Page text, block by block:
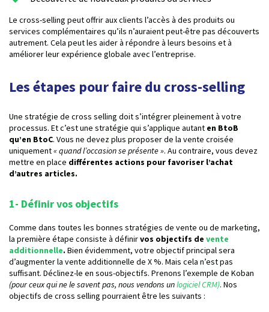
Le cross-selling peut offrir aux clients l’accès à des produits ou
services complémentaires qu’ils n’auraient peut-être pas découverts
autrement. Cela peut les aider à répondre à leurs besoins et à
améliorer leur expérience globale avec l’entreprise.
Les étapes pour faire du cross-selling
Une stratégie de cross selling doit s’intégrer pleinement à votre
processus. Et c’est une stratégie qui s’applique autant en BtoB
qu’en BtoC. Vous ne devez plus proposer de la vente croisée
uniquement« quand l’occasion se présente ». Au contraire, vous devez
mettre en place différentes actions pour favoriser l’achat
d’autres articles.
1- Définir vos objectifs
Comme dans toutes les bonnes stratégies de vente ou de marketing,
la première étape consiste à définirvos objectifs de vente
additionnelle. Bien évidemment, votre objectif principal sera
d’augmenter la vente additionnelle de X %. Mais cela n’est pas
suffisant. Déclinez-le en sous-objectifs. Prenons l’exemple de Koban
(pour ceux qui ne le savent pas, nous vendons unlogiciel CRM). Nos
objectifs de cross selling pourraient être les suivants :